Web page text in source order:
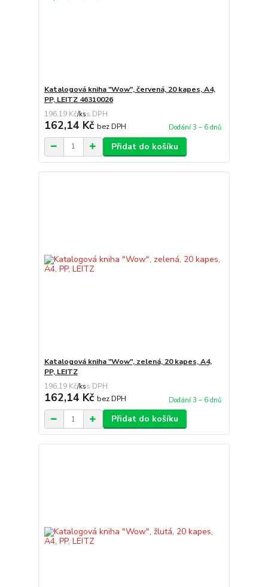
Katalogová kniha "Wow", červená, 20 kapes, A4,
PP, LEITZ 46310026
196,19 Kč/ks
162,14 Kč bez DPH Dodání 3 – 6 dnů
Přidat do košíku
Katalogová kniha "Wow", zelená, 20 kapes, A4,
PP, LEITZ
196,19 Kč/ks
162,14 Kč bez DPH Dodání 3 – 6 dnů
Přidat do košíku